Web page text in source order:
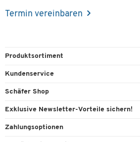
Termin vereinbaren
Produktsortiment
Büroausstattung
Reinigung & Hygiene
Kundenservice
Direktbestellung
Lieferinformationen
Schäfer Shop
AGB
Exklusive Newsletter-Vorteile sichern!
Willkommensgeschenk
Zahlungsoptionen